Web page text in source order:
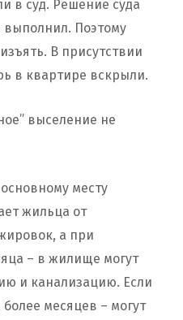
в суд. Решение суда
Поэтому
В присутствии
в квартире вскрыли.
выселение не
месту
жильца от
а при
– в жилище могут
и канализацию. Если
месяцев – могут